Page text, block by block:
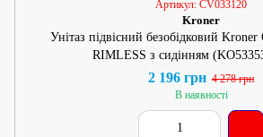
Артикул: CV033120
Kroner
Унітаз підвісний безобідковий
RIMLESS з сидінням
2 196 грн 4 278 грн
В наявності